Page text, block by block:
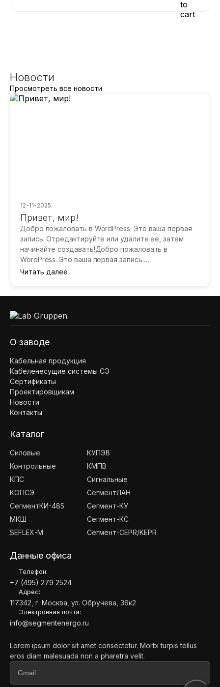
Новости
Просмотреть все новости
12-11-2025
Привет, мир!
Добро пожаловать в WordPress. Это ваша первая
запись. Отредактируйте или удалите ее, затем
начинайте создавать!Добро пожаловать в
WordPress. Это ваша первая запись.
Отредактируйте или удалите ее, затем начинайте
Читать далее
О заводе
Кабельная продукция
Кабеленесущие системы СЭ
Сертификаты
Проектировщикам
Новости
Контакты
Каталог
Силовые
Контрольные
КПС
КОПСЭ
СегментКИ-485
МКШ
SEFLEX-M
КУПЭВ
КМПВ
Сигнальные
СегментЛАН
Сегмент-КУ
Сегмент-КС
Сегмент-CEPR/KEPR
Данные офиса
Телефон:
+7 (495) 279 2524
Адрес:
117342, г. Москва, ул. Обручева, 36к2
Электронная почта:
info@segmentenergo.ru
Lorem ipsum dolor sit amet consectetur. Morbi turpis tellus
eros diam malesuada non a pharetra velit.